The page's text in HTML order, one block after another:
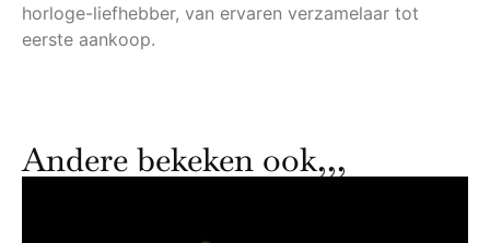
horloge-liefhebber, van ervaren verzamelaar tot
eerste aankoop.
Andere bekeken ook,,,